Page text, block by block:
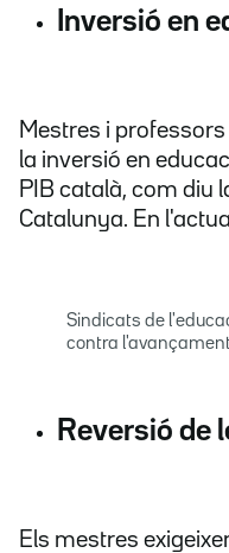
Inversió en
Mestres i
la inversió en
PIB català, com diu
Catalunya. En
Sindicats de
contra
Reversió de
Els mestres